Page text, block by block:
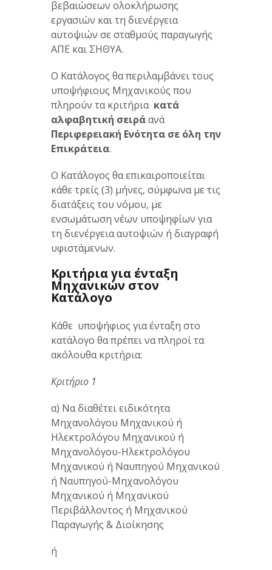
βεβαιώσεων ολοκλήρωσης
εργασιών και τη διενέργεια
αυτοψιών σε σταθμούς παραγωγής
ΑΠΕ και ΣΗΘΥΑ.
Ο Κατάλογος θα περιλαμβάνει τους
υποψήφιους Μηχανικούς που
πληρούν τα κριτήρια κατά
αλφαβητική σειράανά
Περιφερειακή Ενότητα σε όλη την
Επικράτεια.
Ο Κατάλογος θα επικαιροποιείται
κάθε τρείς (3) μήνες, σύμφωνα με τις
διατάξεις του νόμου, με
ενσωμάτωση νέων υποψηφίων για
τη διενέργεια αυτοψιών ή διαγραφή
υφιστάμενων.
Κριτήρια για ένταξη
Μηχανικών στον
Κατάλογο
Κάθε υποψήφιος για ένταξη στο
κατάλογο θα πρέπει να πληροί τα
ακόλουθα κριτήρια:
Κριτήριο 1
α) Να διαθέτει ειδικότητα
Μηχανολόγου Μηχανικού ή
Ηλεκτρολόγου Μηχανικού ή
Μηχανολόγου-Ηλεκτρολόγου
Μηχανικού ή Ναυπηγού Μηχανικού
ή Ναυπηγού-Μηχανολόγου
Μηχανικού ή Μηχανικού
Περιβάλλοντος ή Μηχανικού
Παραγωγής & Διοίκησης
ή